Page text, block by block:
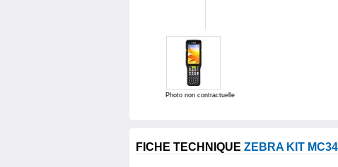
Photo non contractuelle
FICHE TECHNIQUE ZEBRA KIT